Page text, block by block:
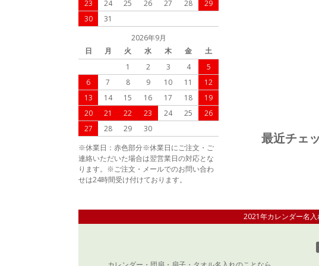
最近チェ
23
24 25 26 27 28
29
30
31
2026年9月
日
月 火 水 木 金
土
1
2 3 4
5
6
7 8 9 10 11
12
13
14 15 16 17 18
19
20
21 22 23 24 25
26
27
28 29
30
※休業日：赤色部分※休業日にご注文・ご
連絡いただいた場合は翌営業日の対応とな
ります。※ご注文・メールでのお問い合わ
せは24時間受け付けております。
2021年カレンダー名入